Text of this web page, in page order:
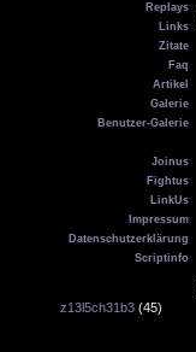
Replays
Links
Zitate
Faq
Artikel
Galerie
Benutzer-Galerie
Joinus
Fightus
LinkUs
Impressum
Datenschutzerklärung
Scriptinfo
z13l5ch31b3 (45)